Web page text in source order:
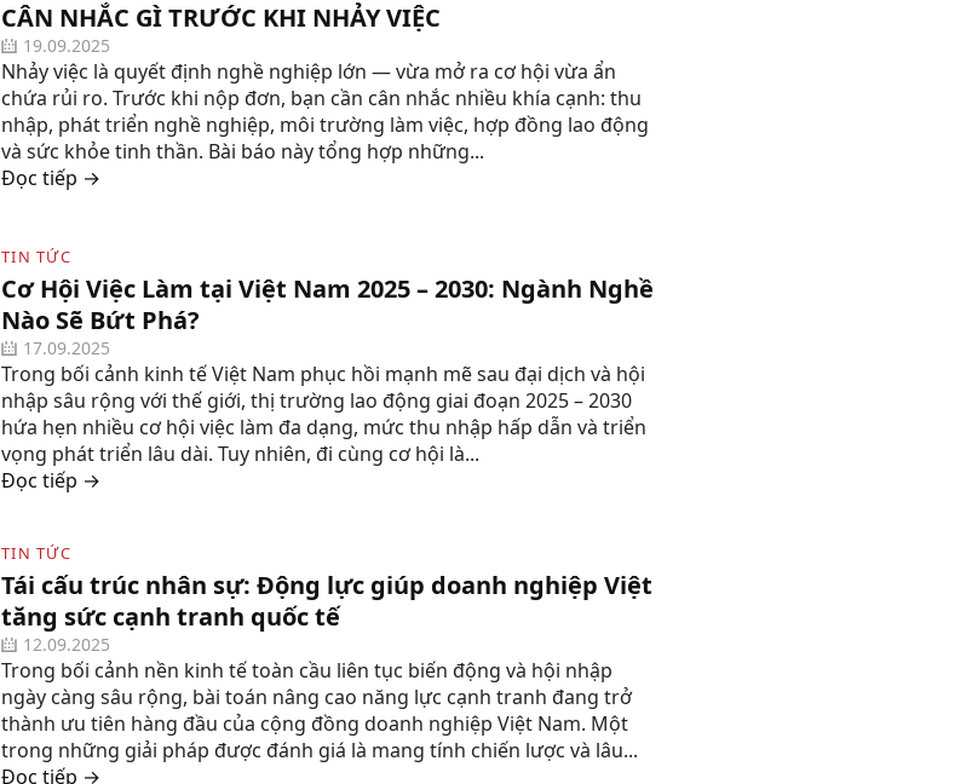
CÂN NHẮC GÌ TRƯỚC KHI NHẢY VIỆC
19.09.2025
Nhảy việc là quyết định nghề nghiệp lớn — vừa mở ra cơ hội vừa ẩn
chứa rủi ro. Trước khi nộp đơn, bạn cần cân nhắc nhiều khía cạnh: thu
nhập, phát triển nghề nghiệp, môi trường làm việc, hợp đồng lao động
và sức khỏe tinh thần. Bài báo này tổng hợp những...
Đọc tiếp →
TIN TỨC
Cơ Hội Việc Làm tại Việt Nam 2025 – 2030: Ngành Nghề
Nào Sẽ Bứt Phá?
17.09.2025
Trong bối cảnh kinh tế Việt Nam phục hồi mạnh mẽ sau đại dịch và hội
nhập sâu rộng với thế giới, thị trường lao động giai đoạn 2025 – 2030
hứa hẹn nhiều cơ hội việc làm đa dạng, mức thu nhập hấp dẫn và triển
vọng phát triển lâu dài. Tuy nhiên, đi cùng cơ hội là...
Đọc tiếp →
TIN TỨC
Tái cấu trúc nhân sự: Động lực giúp doanh nghiệp Việt
tăng sức cạnh tranh quốc tế
12.09.2025
Trong bối cảnh nền kinh tế toàn cầu liên tục biến động và hội nhập
ngày càng sâu rộng, bài toán nâng cao năng lực cạnh tranh đang trở
thành ưu tiên hàng đầu của cộng đồng doanh nghiệp Việt Nam. Một
trong những giải pháp được đánh giá là mang tính chiến lược và lâu...
Đọc tiếp →